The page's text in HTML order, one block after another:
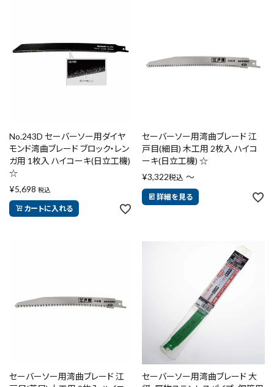
No.243D セーバーソー用ダイヤ
モンド湾曲ブレード ブロック・レン
ガ用 1枚入 ハイコーキ(日立工機)
☆
¥5,698 税込
カートに入れる
セーバーソー用湾曲ブレード 江
戸目(細目) 木工用 2枚入 ハイコ
ーキ(日立工機) ☆
¥3,322税込 〜
詳細を見る
セーバーソー用湾曲ブレード 江
セーバーソー用湾曲ブレード 大